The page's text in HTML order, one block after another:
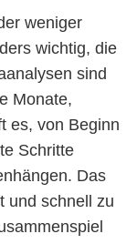
weniger
wichtig, die
sind
Monate,
es, von Beginn
Schritte
Das
und schnell zu